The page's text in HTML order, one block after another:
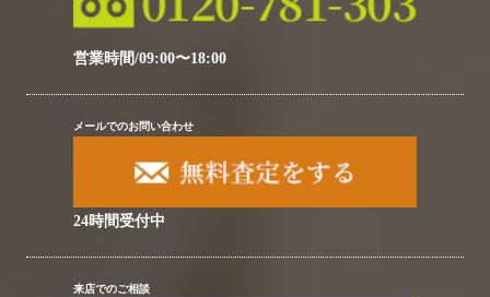
営業時間/09:00〜18:00
メールでのお問い合わせ
24時間受付中
来店でのご相談